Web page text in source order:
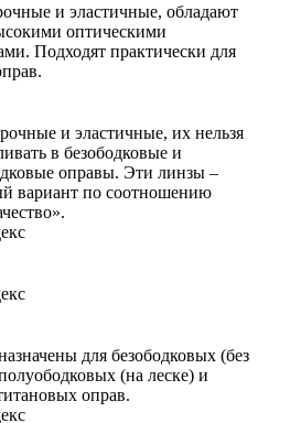
и эластичные, обладают
оптическими
Подходят практически для
и эластичные, их нельзя
в безободковые и
оправы. Эти линзы –
вариант по соотношению
для безободковых (без
(на леске) и
оправ.